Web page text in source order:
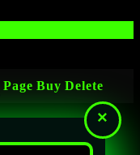
Page Buy Delete
×